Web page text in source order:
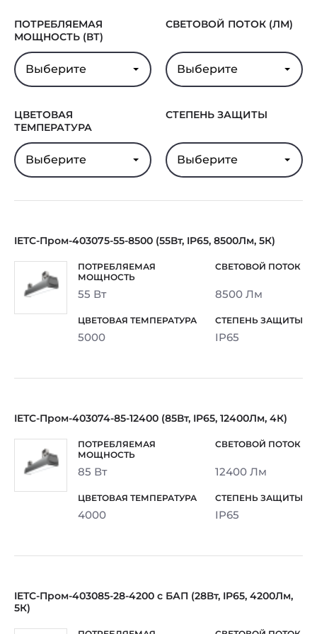
ПОТРЕБЛЯЕМАЯ
МОЩНОСТЬ (ВТ)
Выберите
СВЕТОВОЙ ПОТОК (ЛМ)
Выберите
ЦВЕТОВАЯ
ТЕМПЕРАТУРА
Выберите
СТЕПЕНЬ ЗАЩИТЫ
Выберите
IETC-Пром-403075-55-8500 (55Вт, IP65, 8500Лм, 5К)
55 Вт 8500 Лм
5000 IP65
IETC-Пром-403074-85-12400 (85Вт, IP65, 12400Лм, 4К)
85 Вт 12400 Лм
4000 IP65
IETC-Пром-403085-28-4200 с БАП (28Вт, IP65, 4200Лм,
5К)